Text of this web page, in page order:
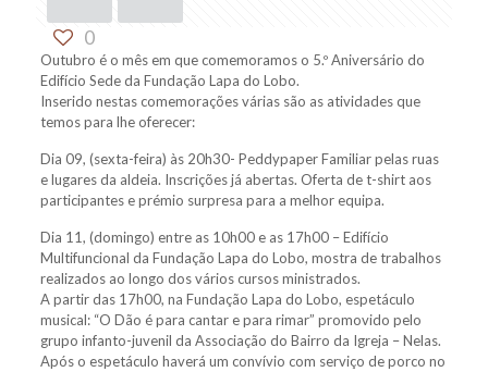
0
Outubro é o mês em que comemoramos o 5.º Aniversário do
Edifício Sede da Fundação Lapa do Lobo.
Inserido nestas comemorações várias são as atividades que
temos para lhe oferecer:
Dia 09, (sexta-feira) às 20h30- Peddypaper Familiar pelas ruas
e lugares da aldeia. Inscrições já abertas. Oferta de t-shirt aos
participantes e prémio surpresa para a melhor equipa.
Dia 11, (domingo) entre as 10h00 e as 17h00 – Edifício
Multifuncional da Fundação Lapa do Lobo, mostra de trabalhos
realizados ao longo dos vários cursos ministrados.
A partir das 17h00, na Fundação Lapa do Lobo, espetáculo
musical: “O Dão é para cantar e para rimar” promovido pelo
grupo infanto-juvenil da Associação do Bairro da Igreja – Nelas.
Após o espetáculo haverá um convívio com serviço de porco no